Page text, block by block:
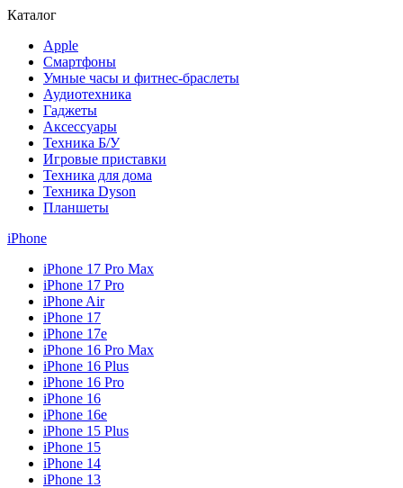
Каталог
Apple
Смартфоны
Умные часы и фитнес-браслеты
Аудиотехника
Гаджеты
Аксессуары
Техника Б/У
Игровые приставки
Техника для дома
Техника Dyson
Планшеты
iPhone
iPhone 17 Pro Max
iPhone 17 Pro
iPhone Air
iPhone 17
iPhone 17e
iPhone 16 Pro Max
iPhone 16 Plus
iPhone 16 Pro
iPhone 16
iPhone 16e
iPhone 15 Plus
iPhone 15
iPhone 14
iPhone 13